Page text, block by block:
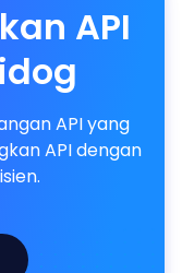
API
API yang
API dengan